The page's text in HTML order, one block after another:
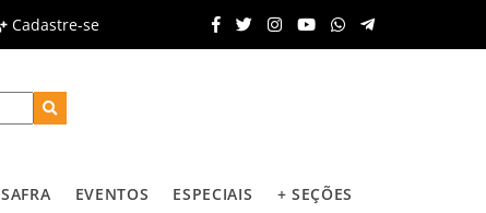
Cadastre-se
SAFRA EVENTOS ESPECIAIS + SEÇÕES